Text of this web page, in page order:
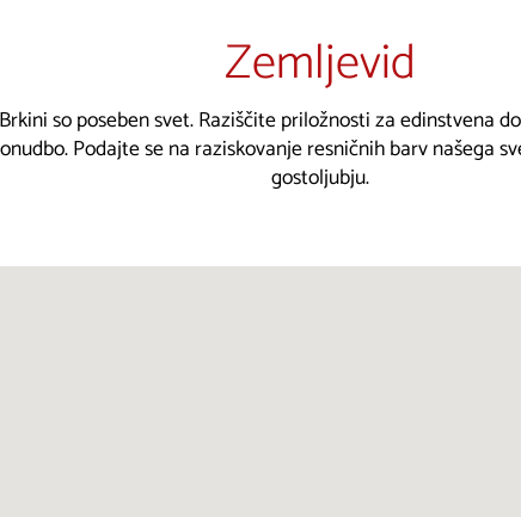
Zemljevid
so poseben svet. Raziščite priložnosti za edinstvena
Podajte se na raziskovanje resničnih barv našega
gostoljubju.